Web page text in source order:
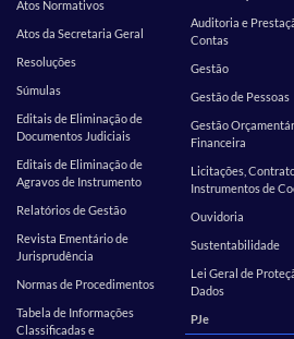
Atos Normativos
Atos da Secretaria Geral
Resoluções
Súmulas
Editais de Eliminação de
Documentos Judiciais
Editais de Eliminação de
Agravos de Instrumento
Relatórios de Gestão
Revista Ementário de
Jurisprudência
Normas de Procedimentos
Tabela de Informações
Classificadas e
Auditoria e
Contas
Gestão
Gestão de Pessoas
Gestão
Financeira
Licitações,
Instrumentos de
Ouvidoria
Sustentabilidade
Lei Geral de
Dados
PJe